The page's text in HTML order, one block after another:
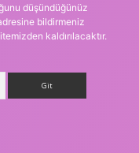
düşündüğünüz
bildirmeniz
kaldırılacaktır.